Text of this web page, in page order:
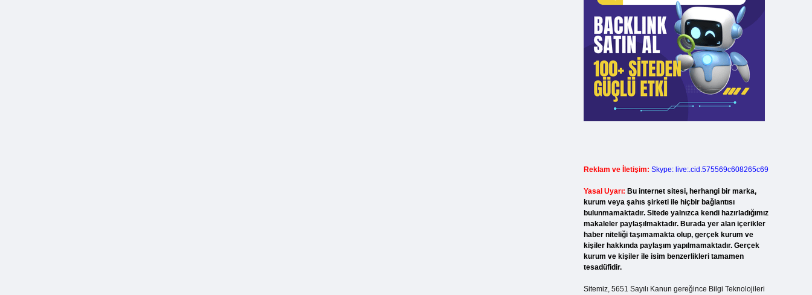
Reklam ve İletişim: Skype: live:.cid.575569c608265c69
Yasal Uyarı: Bu internet sitesi, herhangi bir marka,
kurum veya şahıs şirketi ile hiçbir bağlantısı
bulunmamaktadır. Sitede yalnızca kendi hazırladığımız
makaleler paylaşılmaktadır. Burada yer alan içerikler
haber niteliği taşımamakta olup, gerçek kurum ve
kişiler hakkında paylaşım yapılmamaktadır. Gerçek
kurum ve kişiler ile isim benzerlikleri tamamen
tesadüfidir.
Sitemiz, 5651 Sayılı Kanun gereğince Bilgi Teknolojileri